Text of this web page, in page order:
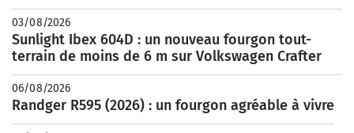
03/08/2026
Sunlight Ibex 604D : un nouveau fourgon tout-
terrain de moins de 6 m sur Volkswagen Crafter
06/08/2026
Randger R595 (2026) : un fourgon agréable à vivre